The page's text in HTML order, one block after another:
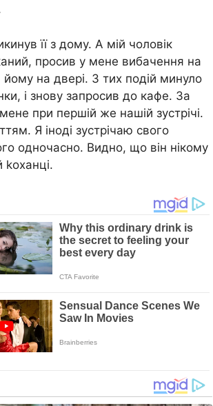
її з дому. А мій чоловік
просив у мене вибачення на
на двері. З тих подій минуло
і знову запросив до кафе. За
при першій же нашій зустрічі.
Я іноді зустрічаю свого
одночасно. Видно, що він нікому
kоханці.